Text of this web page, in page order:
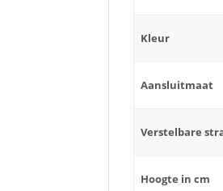
Kleur
Aansluitmaat
Verstelbare
Hoogte in cm